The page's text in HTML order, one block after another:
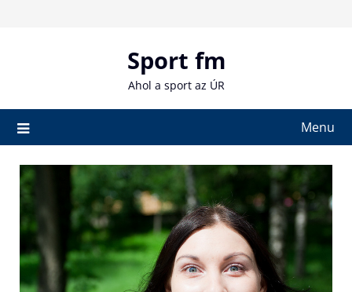
Sport fm
Ahol a sport az ÚR
Menu